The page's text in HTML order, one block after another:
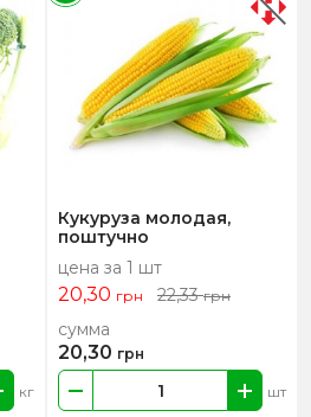
кг
Кукуруза молодая,
поштучно
цена за 1 шт
20,30 грн 22,33грн
шт
сумма
20,30 грн